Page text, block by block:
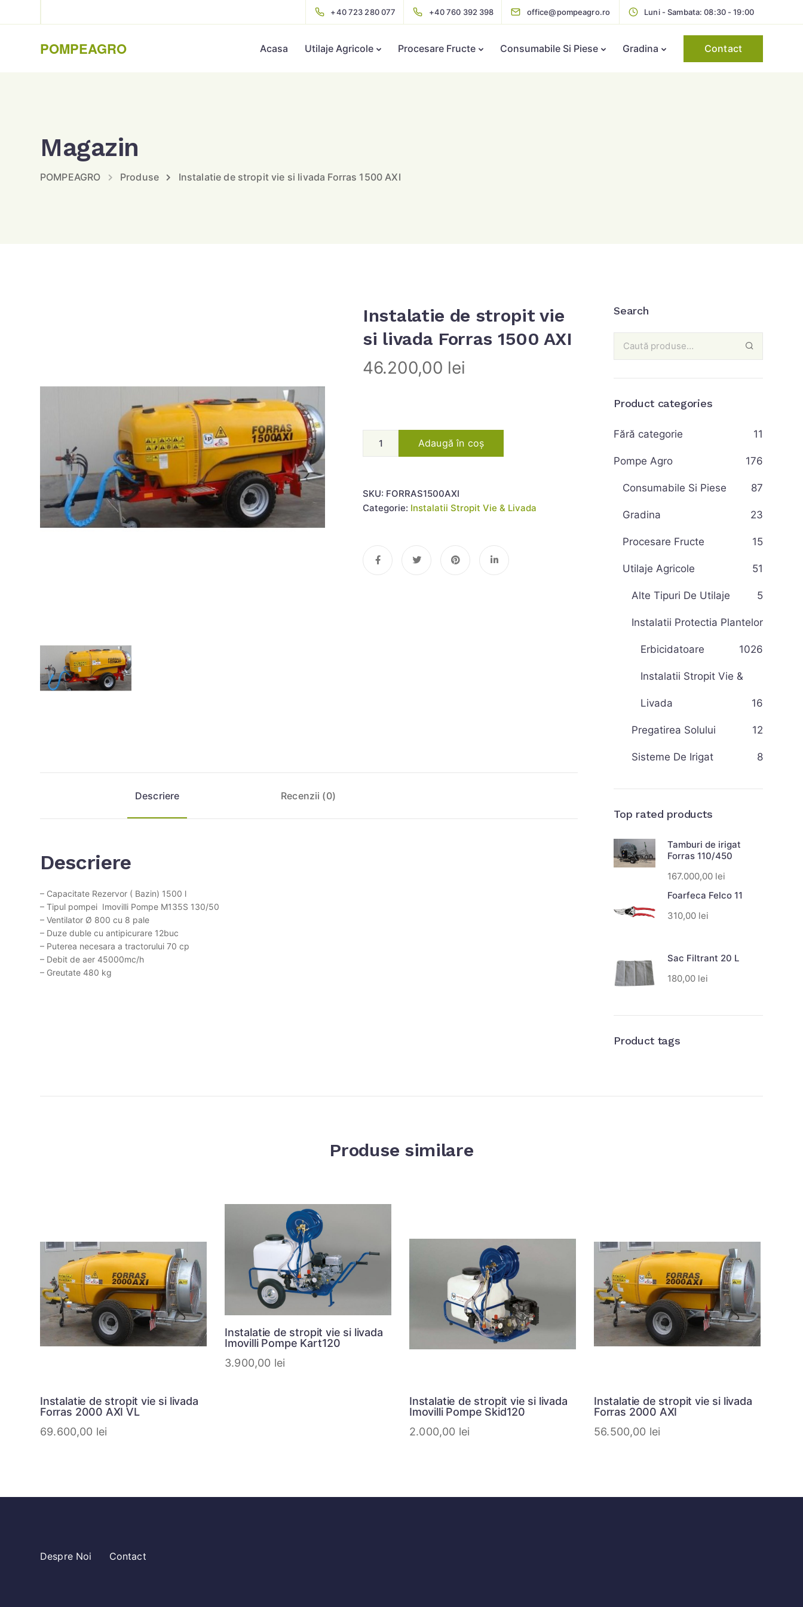
+40 723 280 077 +40 760 392 398 office@pompeagro.ro Luni - Sambata: 08:30 - 19:00
POMPEAGRO Acasa Utilaje Agricole Procesare Fructe Consumabile Si Piese Gradina Contact
Magazin
POMPEAGRO Produse Instalatie de stropit vie si livada Forras 1500 AXI
Instalatie de stropit vie
si livada Forras 1500 AXI
46.200,00 lei
Adaugă în coș
SKU: FORRAS1500AXI
Categorie: Instalatii Stropit Vie & Livada
Descriere Recenzii (0)
Descriere
– Capacitate Rezervor ( Bazin) 1500 l
– Tipul pompei Imovilli Pompe M135S 130/50
– Ventilator Ø 800 cu 8 pale
– Duze duble cu antipicurare 12buc
– Puterea necesara a tractorului 70 cp
– Debit de aer 45000mc/h
– Greutate 480 kg
Search
Product categories
Fără categorie 11
Pompe Agro 176
Consumabile Si Piese 87
Gradina 23
Procesare Fructe 15
Utilaje Agricole 51
Alte Tipuri De Utilaje 5
Instalatii Protectia Plantelor
26
Erbicidatoare 10
Instalatii Stropit Vie &
Livada 16
Pregatirea Solului 12
Sisteme De Irigat 8
Top rated products
Tamburi de irigat
Forras 110/450
167.000,00 lei
Foarfeca Felco 11
310,00 lei
Sac Filtrant 20 L
180,00 lei
Product tags
Produse similare
Instalatie de stropit vie si livada
Forras 2000 AXI VL
69.600,00 lei
Instalatie de stropit vie si livada
Imovilli Pompe Kart120
3.900,00 lei
Instalatie de stropit vie si livada
Imovilli Pompe Skid120
2.000,00 lei
Instalatie de stropit vie si livada
Forras 2000 AXI
56.500,00 lei
Despre Noi Contact